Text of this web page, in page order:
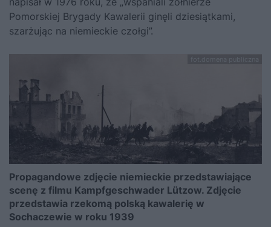
Pomorskiej Brygady Kawalerii ginęli dziesiątkami,
szarżując na niemieckie czołgi”.
fot.domena publiczna
Propagandowe zdjęcie niemieckie przedstawiające
scenę z filmu Kampfgeschwader Lützow. Zdjęcie
przedstawia rzekomą polską kawalerię w
Sochaczewie w roku 1939